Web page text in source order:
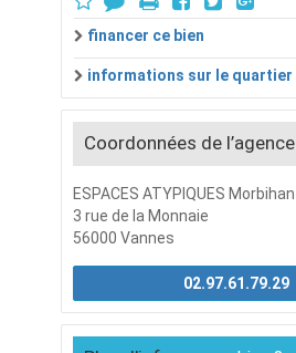
financer ce bien
informations sur le quartier
Coordonnées de l’agence
ESPACES ATYPIQUES Morbihan
3 rue de la Monnaie
56000 Vannes